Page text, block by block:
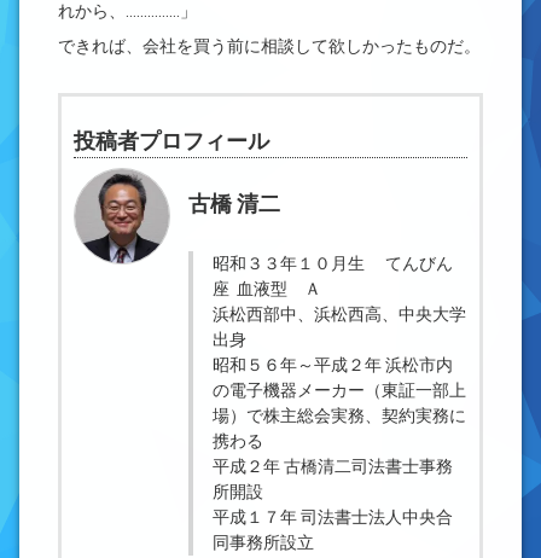
れから、……………」
できれば、会社を買う前に相談して欲しかったものだ。
投稿者プロフィール
古橋 清二
昭和３３年１０月生 てんびん
座 血液型 Ａ
浜松西部中、浜松西高、中央大学
出身
昭和５６年～平成２年 浜松市内
の電子機器メーカー（東証一部上
場）で株主総会実務、契約実務に
携わる
平成２年 古橋清二司法書士事務
所開設
平成１７年 司法書士法人中央合
同事務所設立